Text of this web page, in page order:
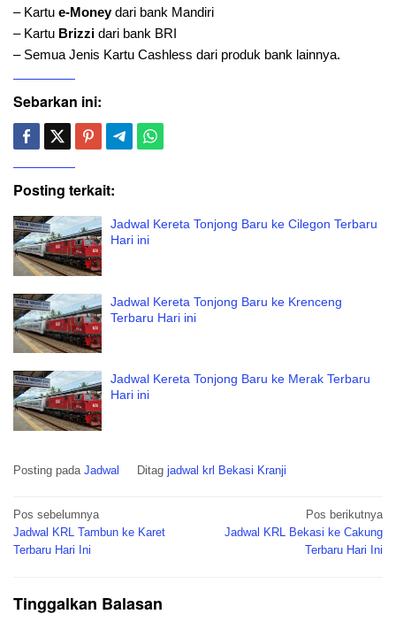
– Kartu e-Moneydari bank Mandiri
– Kartu Brizzi dari bank BRI
– Semua Jenis Kartu Cashless dari produk bank lainnya.
Sebarkan ini:
Posting terkait:
Jadwal Kereta Tonjong Baru ke Cilegon Terbaru
Hari ini
Jadwal Kereta Tonjong Baru ke Krenceng
Terbaru Hari ini
Jadwal Kereta Tonjong Baru ke Merak Terbaru
Hari ini
Posting pada Jadwal Ditag jadwal krl Bekasi Kranji
Navigasi
pos
Pos sebelumnya
Jadwal KRL Tambun ke Karet
Terbaru Hari Ini
Pos berikutnya
Jadwal KRL Bekasi ke Cakung
Terbaru Hari Ini
Tinggalkan Balasan